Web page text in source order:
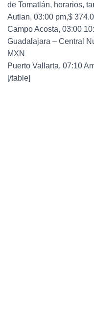
de Tomatlán, horarios,
Autlan, 03:00 pm,$
Campo Acosta, 03:00
Guadalajara – Central
MXN
Puerto Vallarta, 07:10
[/table]